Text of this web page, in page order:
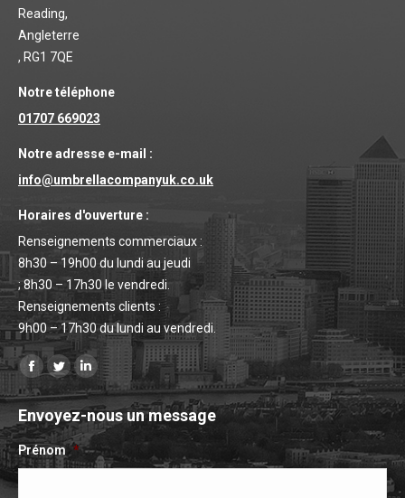
Reading,
Angleterre
, RG1 7QE
Notre téléphone
01707 669023
Notre adresse e-mail :
info@umbrellacompanyuk.co.uk
Horaires d'ouverture :
Renseignements commerciaux :
8h30 – 19h00 du lundi au jeudi
; 8h30 – 17h30 le vendredi.
Renseignements clients :
9h00 – 17h30 du lundi au vendredi.
Retrouvez-nous sur :
La
page
Facebook
s'ouvre
dans
La
page
Twitter
s'ouvre
dans
La
page
LinkedIn
s'ouvre
dans
Envoyez-nous un message
Prénom *